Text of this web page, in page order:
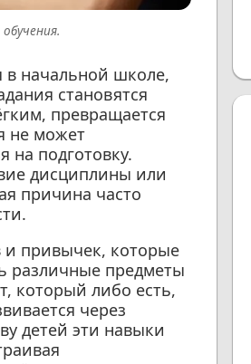
в начальной школе,
становятся
превращается
не может
на подготовку.
дисциплины или
причина часто
и привычек, которые
различные предметы
который либо есть,
через
детей эти навыки